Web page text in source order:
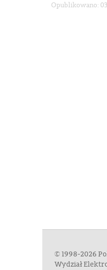
Opublikowano:
© 1998-2026
Wydział